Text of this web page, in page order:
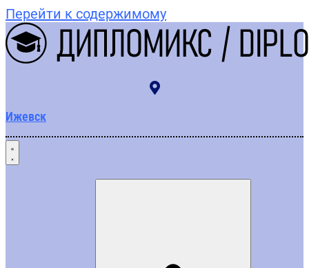
Перейти к содержимому
Ижевск